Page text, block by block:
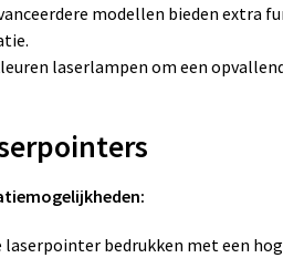
modellen bieden extra
laserlampen om een
bedrukken met een